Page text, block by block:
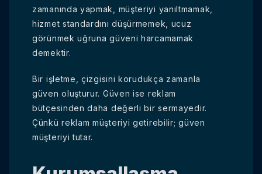
zamanında yapmak, müşteriyi yanıltmamak,
hizmet standardını düşürmemek, ucuz
görünmek uğruna güveni harcamamak
demektir.
Bir işletme, çizgisini korudukça zamanla
güven oluşturur. Güven ise reklam
bütçesinden daha değerli bir sermayedir.
Çünkü reklam müşteriyi getirebilir; güven
müşteriyi tutar.